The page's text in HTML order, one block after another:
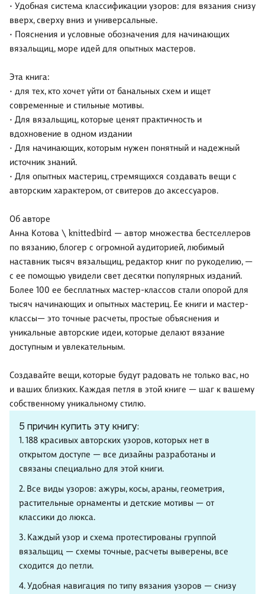
• Удобная система классификации узоров: для вязания снизу
вверх, сверху вниз и универсальные.
• Пояснения и условные обозначения для начинающих
вязальщиц, море идей для опытных мастеров.
Эта книга:
• для тех, кто хочет уйти от банальных схем и ищет
современные и стильные мотивы.
• Для вязальщиц, которые ценят практичность и
вдохновение в одном издании
• Для начинающих, которым нужен понятный и надежный
источник знаний.
• Для опытных мастериц, стремящихся создавать вещи с
авторским характером, от свитеров до аксессуаров.
Об авторе
Анна Котова \ knittedbird — автор множества бестселлеров
по вязанию, блогер с огромной аудиторией, любимый
наставник тысяч вязальщиц, редактор книг по рукоделию, —
с ее помощью увидели свет десятки популярных изданий.
Более 100 ее бесплатных мастер-классов стали опорой для
тысяч начинающих и опытных мастериц. Ее книги и мастер-
классы— это точные расчеты, простые объяснения и
уникальные авторские идеи, которые делают вязание
доступным и увлекательным.
Создавайте вещи, которые будут радовать не только вас, но
и ваших близких. Каждая петля в этой книге — шаг к вашему
собственному уникальному стилю.
5 причин купить эту книгу:
1. 188 красивых авторских узоров, которых нет в
открытом доступе — все дизайны разработаны и
связаны специально для этой книги.
2. Все виды узоров: ажуры, косы, араны, геометрия,
растительные орнаменты и детские мотивы — от
классики до люкса.
3. Каждый узор и схема протестированы группой
вязальщиц — схемы точные, расчеты выверены, все
сходится до петли.
4. Удобная навигация по типу вязания узоров — снизу